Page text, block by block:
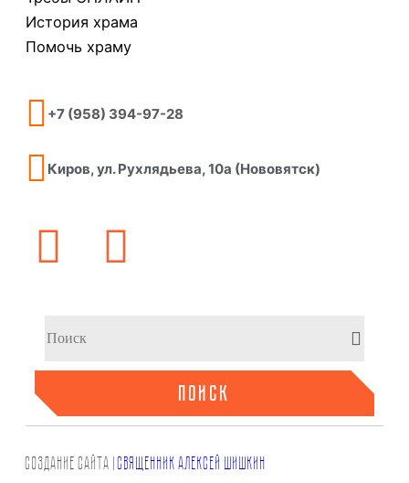
История храма
Помочь храму
+7 (958) 394-97-28
Киров, ул. Рухлядьева, 10а (Нововятск)
ПОИСК
СОЗДАНИЕ САЙТа |СВЯЩЕННИК АЛЕКСЕЙ ШИШКИН